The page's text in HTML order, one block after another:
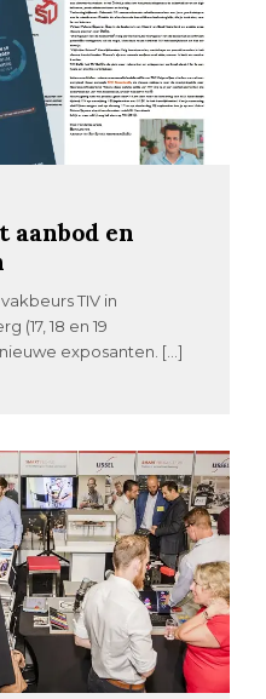
aanbod en
TIV in
(17, 18 en 19
exposanten. […]